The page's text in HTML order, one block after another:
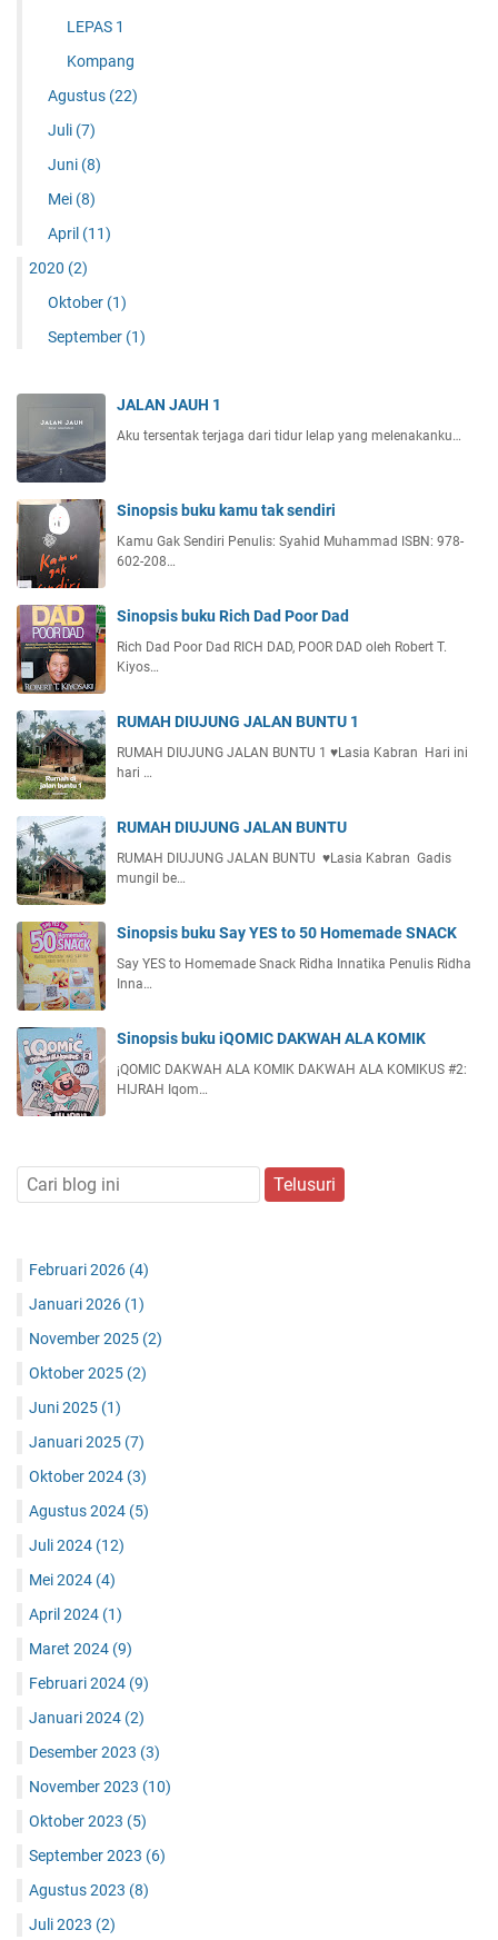
LEPAS 1
Kompang
Agustus (22)
Juli (7)
Juni (8)
Mei (8)
April (11)
2020 (2)
Oktober (1)
September (1)
JALAN JAUH 1
Aku tersentak terjaga dari tidur lelap yang melenakanku…
Sinopsis buku kamu tak sendiri
Kamu Gak Sendiri Penulis: Syahid Muhammad ISBN: 978-
602-208…
Sinopsis buku Rich Dad Poor Dad
Rich Dad Poor Dad RICH DAD, POOR DAD oleh Robert T.
Kiyos…
RUMAH DIUJUNG JALAN BUNTU 1
RUMAH DIUJUNG JALAN BUNTU 1 ♥️Lasia Kabran Hari ini
hari …
RUMAH DIUJUNG JALAN BUNTU
RUMAH DIUJUNG JALAN BUNTU ♥️Lasia Kabran Gadis
mungil be…
Sinopsis buku Say YES to 50 Homemade SNACK
Say YES to Homemade Snack Ridha Innatika Penulis Ridha
Inna…
Sinopsis buku iQOMIC DAKWAH ALA KOMIK
¡QOMIC DAKWAH ALA KOMIK DAKWAH ALA KOMIKUS #2:
HIJRAH Iqom…
Februari 2026 (4)
Januari 2026 (1)
November 2025 (2)
Oktober 2025 (2)
Juni 2025 (1)
Januari 2025 (7)
Oktober 2024 (3)
Agustus 2024 (5)
Juli 2024 (12)
Mei 2024 (4)
April 2024 (1)
Maret 2024 (9)
Februari 2024 (9)
Januari 2024 (2)
Desember 2023 (3)
November 2023 (10)
Oktober 2023 (5)
September 2023 (6)
Agustus 2023 (8)
Juli 2023 (2)